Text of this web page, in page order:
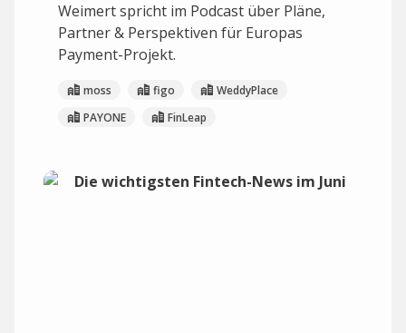
Weimert spricht im Podcast über Pläne,
Partner & Perspektiven für Europas
Payment-Projekt.
moss figo
WeddyPlace
PAYONE
FinLeap